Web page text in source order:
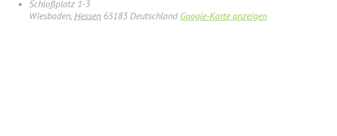
Schloßplatz 1-3
Wiesbaden, Hessen 65183 Deutschland Google-Karte anzeigen